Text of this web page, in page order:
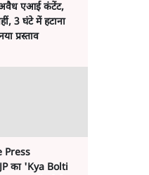
एआई कंटेंट,
3 घंटे में हटाना
प्रस्ताव
Press
का 'Kya Bolti